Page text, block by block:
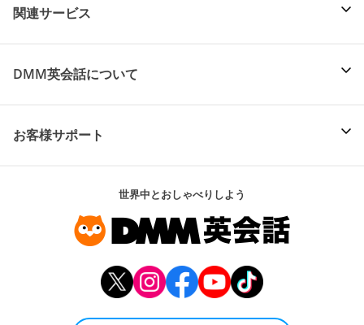
関連サービス
DMM英会話について
お客様サポート
世界中とおしゃべりしよう